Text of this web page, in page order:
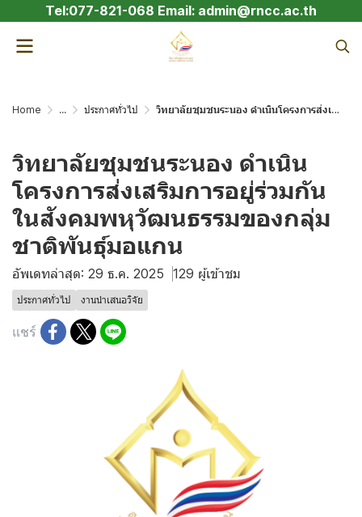
Tel:077-821-068 Email: admin@rncc.ac.th
Home ... ประกาศทั่วไป วิทยาลัยชุมชนระนอง ดำเนินโครงการส่งเสริมการอยู่ร่วมกันในสังคมพหุวัฒนธรรมของกลุ่มชาติพันธุ์มอแกน
วิทยาลัยชุมชนระนอง ดำเนิน
โครงการส่งเสริมการอยู่ร่วมกัน
ในสังคมพหุวัฒนธรรมของกลุ่ม
ชาติพันธุ์มอแกน
อัพเดทล่าสุด: 29 ธ.ค. 2025 129 ผู้เข้าชม
ประกาศทั่วไป งานนำเสนอวิจัย
แชร์